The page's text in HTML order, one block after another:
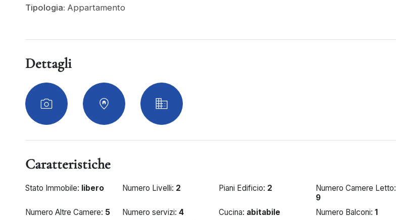
Tipologia: Appartamento
Dettagli
Caratteristiche
Stato Immobile: libero Numero Livelli: 2 Piani Edificio: 2
Numero Camere Letto:
9
Numero Altre Camere: 5 Numero servizi: 4 Cucina: abitabile Numero Balconi: 1